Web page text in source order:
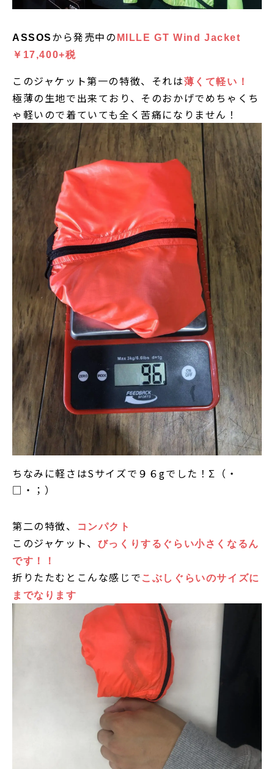
ASSOS から発売中の MILLE GT Wind Jacket
￥17,400+税
このジャケット第一の特徴、それは薄くて軽い！
極薄の生地で出来ており、そのおかげでめちゃくち
ゃ軽いので着ていても全く苦痛になりません！
ちなみに軽さはSサイズで９６gでした！Σ（・
□・；）
第二の特徴、 コンパクト
このジャケット、
びっくりするぐらい小さくなるん
です！！
折りたたむとこんな感じで こぶしぐらいのサイズに
までなります